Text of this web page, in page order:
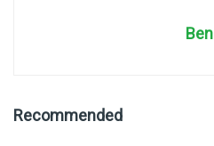
Ben
Recommended